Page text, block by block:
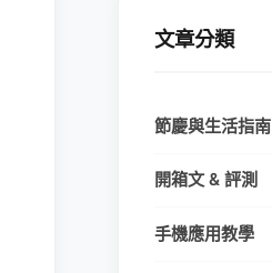
文章分類
節慶與生活指南
開箱文 & 評測
手機應用教學